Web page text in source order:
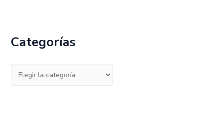
a
p
Categorías